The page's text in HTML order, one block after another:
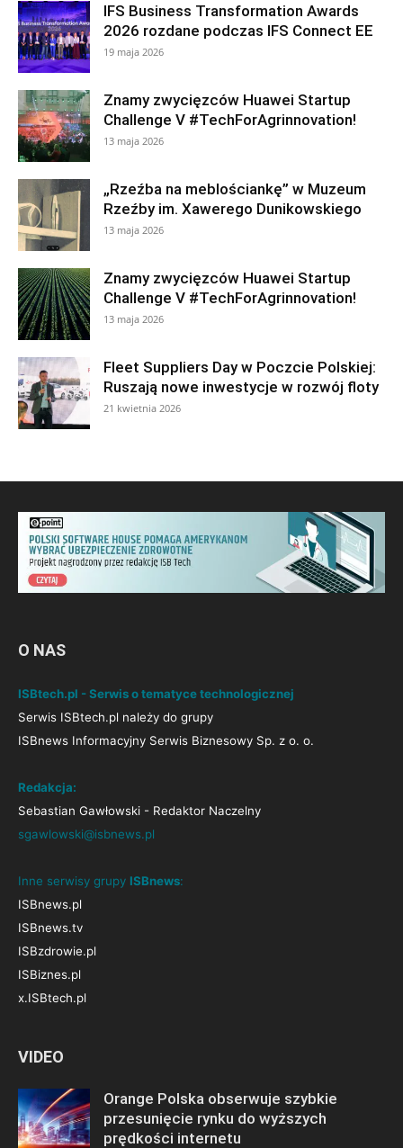
IFS Business Transformation Awards
2026 rozdane podczas IFS Connect EE
19 maja 2026
Znamy zwycięzców Huawei Startup
Challenge V #TechForAgrinnovation!
13 maja 2026
„Rzeźba na meblościankę” w Muzeum
Rzeźby im. Xawerego Dunikowskiego
13 maja 2026
Znamy zwycięzców Huawei Startup
Challenge V #TechForAgrinnovation!
13 maja 2026
Fleet Suppliers Day w Poczcie Polskiej:
Ruszają nowe inwestycje w rozwój floty
21 kwietnia 2026
O NAS
ISBtech.pl - Serwis o tematyce technologicznej
Serwis ISBtech.pl należy do grupy
ISBnews Informacyjny Serwis Biznesowy Sp. z o. o.
Redakcja:
Sebastian Gawłowski - Redaktor Naczelny
sgawlowski@isbnews.pl
Inne serwisy grupy ISBnews:
ISBnews.pl
ISBnews.tv
ISBzdrowie.pl
ISBiznes.pl
x.ISBtech.pl
VIDEO
Orange Polska obserwuje szybkie
przesunięcie rynku do wyższych
prędkości internetu